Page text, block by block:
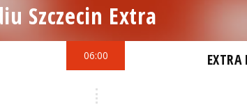
Szczecin Extra
06:00 EXTRA